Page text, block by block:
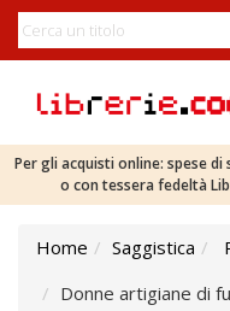
Per gli acquisti online: spese
o con tessera fedeltà
Home Saggistica
Donne artigiane di